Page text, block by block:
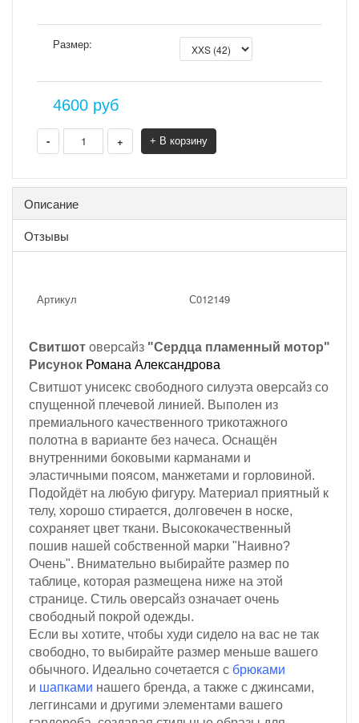
Размер:
4600 руб
- + + В корзину
Описание
Отзывы
Артикул С012149
Свитшот оверсайз "Сердца пламенный мотор"
Рисунок Романа Александрова
Свитшот унисекс свободного силуэта оверсайз со
спущенной плечевой линией. Выполен из
премиального качественного трикотажного
полотна в варианте без начеса. Оснащён
внутренними боковыми карманами и
эластичными поясом, манжетами и горловиной.
Подойдёт на любую фигуру. Материал приятный к
телу, хорошо стирается, долговечен в носке,
сохраняет цвет ткани. Высококачественный
пошив нашей собственной марки "Наивно?
Очень". Внимательно выбирайте размер по
таблице, которая размещена ниже на этой
странице. Стиль оверсайз означает очень
свободный покрой одежды.
Если вы хотите, чтобы худи сидело на вас не так
свободно, то выбирайте размер меньше вашего
обычного. Идеально сочетается с брюками
и шапками нашего бренда, а также с джинсами,
леггинсами и другими элементами вашего